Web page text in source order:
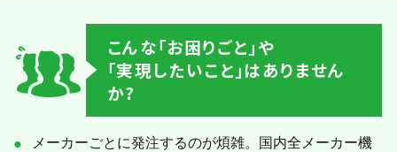
企業一覧
地域のお困りごとを解決します
こんな｢お困りごと｣や
｢実現したいこと｣はありません
か?
メーカーごとに発注するのが煩雑。国内全メーカー機